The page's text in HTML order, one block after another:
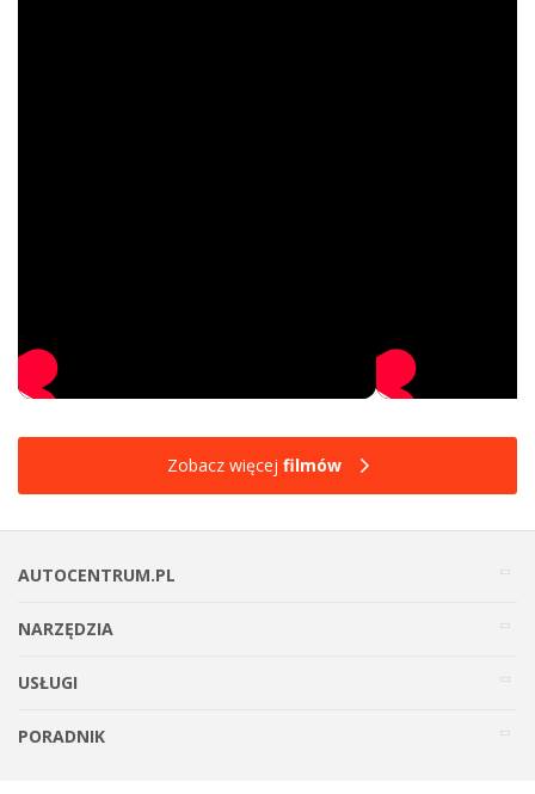
Zobacz więcej filmów
AUTOCENTRUM.PL
NARZĘDZIA
USŁUGI
PORADNIK